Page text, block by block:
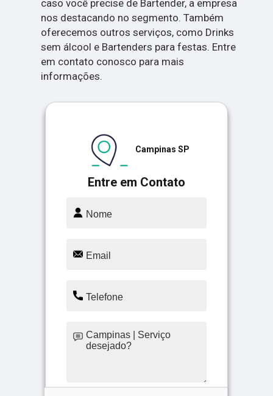
caso você precise de Bartender, a empresa
nos destacando no segmento. Também
oferecemos outros serviços, como Drinks
sem álcool e Bartenders para festas. Entre
em contato conosco para mais
informações.
Entre em Contato
Campinas SP